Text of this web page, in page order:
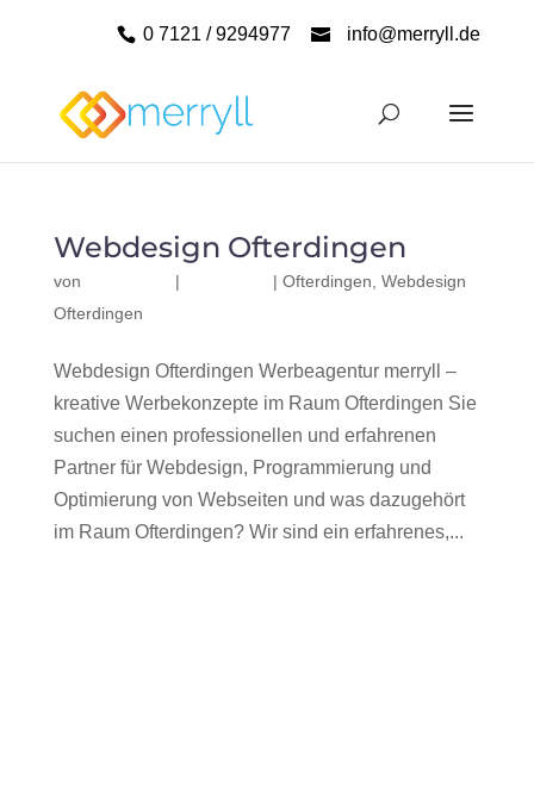
0 7121 / 9294977 info@merryll.de
Webdesign Ofterdingen
von | | Ofterdingen Webdesign
Ofterdingen
Webdesign Ofterdingen Werbeagentur merryll –
kreative Werbekonzepte im Raum Ofterdingen Sie
suchen einen professionellen und erfahrenen
Partner für Webdesign, Programmierung und
Optimierung von Webseiten und was dazugehört
im Raum Ofterdingen? Wir sind ein erfahrenes,...